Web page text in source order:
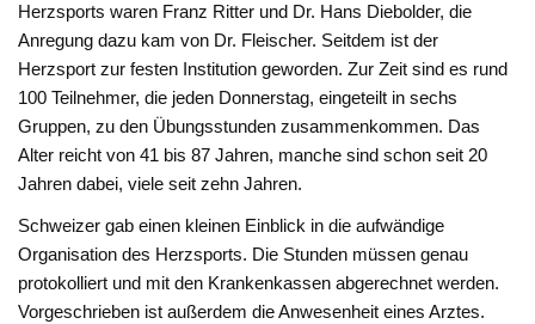
Herzsports waren Franz Ritter und Dr. Hans Diebolder, die
Anregung dazu kam von Dr. Fleischer. Seitdem ist der
Herzsport zur festen Institution geworden. Zur Zeit sind es rund
100 Teilnehmer, die jeden Donnerstag, eingeteilt in sechs
Gruppen, zu den Übungsstunden zusammenkommen. Das
Alter reicht von 41 bis 87 Jahren, manche sind schon seit 20
Jahren dabei, viele seit zehn Jahren.
Schweizer gab einen kleinen Einblick in die aufwändige
Organisation des Herzsports. Die Stunden müssen genau
protokolliert und mit den Krankenkassen abgerechnet werden.
Vorgeschrieben ist außerdem die Anwesenheit eines Arztes.